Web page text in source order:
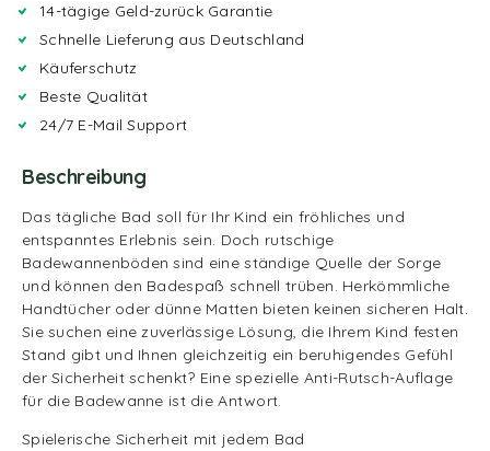
14-tägige Geld-zurück Garantie
Schnelle Lieferung aus Deutschland
Käuferschutz
Beste Qualität
24/7 E-Mail Support
Beschreibung
Das tägliche Bad soll für Ihr Kind ein fröhliches und
entspanntes Erlebnis sein. Doch rutschige
Badewannenböden sind eine ständige Quelle der Sorge
und können den Badespaß schnell trüben. Herkömmliche
Handtücher oder dünne Matten bieten keinen sicheren Halt.
Sie suchen eine zuverlässige Lösung, die Ihrem Kind festen
Stand gibt und Ihnen gleichzeitig ein beruhigendes Gefühl
der Sicherheit schenkt? Eine spezielle Anti-Rutsch-Auflage
für die Badewanne ist die Antwort.
Spielerische Sicherheit mit jedem Bad